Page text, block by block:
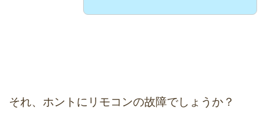
それ、ホントにリモコンの故障でしょうか？